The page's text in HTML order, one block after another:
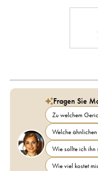
Fragen Sie
Zu welchem
Welche
Wie sollte ich ihn
Wie viel kostet